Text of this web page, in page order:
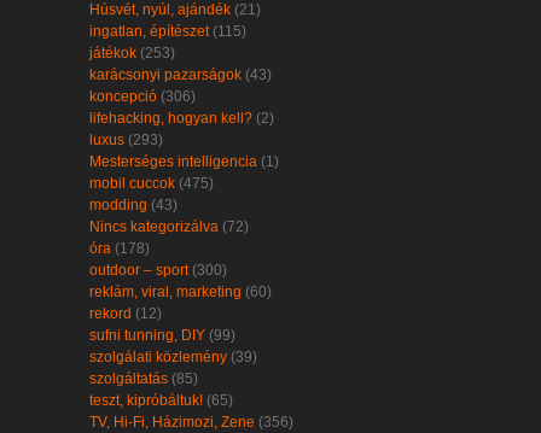
Húsvét, nyúl, ajándék (21)
ingatlan, építészet (115)
játékok (253)
karácsonyi pazarságok (43)
koncepció (306)
lifehacking, hogyan kell? (2)
luxus (293)
Mesterséges intelligencia (1)
mobil cuccok (475)
modding (43)
Nincs kategorizálva (72)
óra (178)
outdoor – sport (300)
reklám, viral, marketing (60)
rekord (12)
sufni tunning, DIY (99)
szolgálati közlemény (39)
szolgáltatás (85)
teszt, kipróbáltuk! (65)
TV, Hi-Fi, Házimozi, Zene (356)